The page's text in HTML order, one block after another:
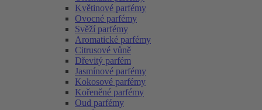
Květinové parfémy
Ovocné parfémy
Svěží parfémy
Aromatické parfémy
Citrusové vůně
Dřevitý parfém
Jasmínové parfémy
Kokosové parfémy
Kořeněné parfémy
Oud parfémy